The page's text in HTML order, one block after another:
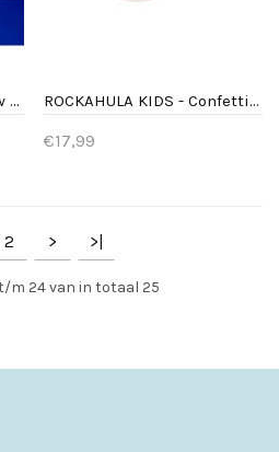
OMY - Nail stickers - Glow party ROCKAHULA KIDS - Confetti Glitter Mini Jewellery Box
€17,99
2 > >|
t/m 24 van in totaal 25